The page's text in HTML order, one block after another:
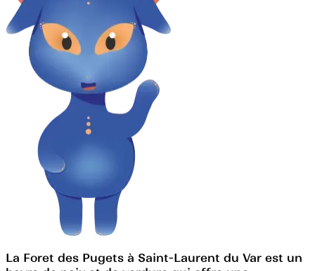
La Foret des Pugets à Saint-Laurent du Var est un